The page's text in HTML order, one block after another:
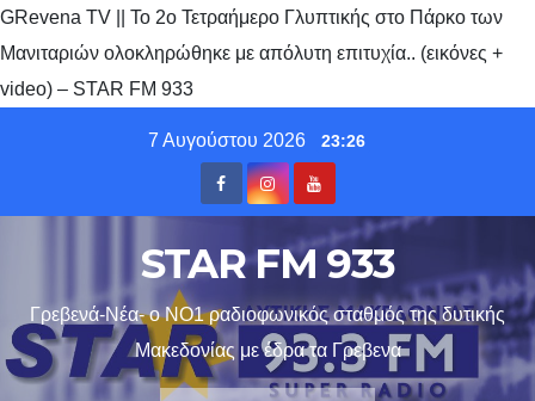
GRevena TV || Το 2ο Τετραήμερο Γλυπτικής στο Πάρκο των
Μανιταριών ολοκληρώθηκε με απόλυτη επιτυχία.. (εικόνες +
video) – STAR FM 933
7 Αυγούστου 2026 23:26
STAR FM 933
Γρεβενά-Νέα- ο ΝΟ1 ραδιοφωνικός σταθμός της δυτικής
Μακεδονίας με έδρα τα Γρεβενα